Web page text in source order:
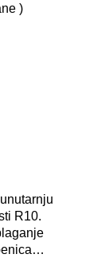
)
R10.